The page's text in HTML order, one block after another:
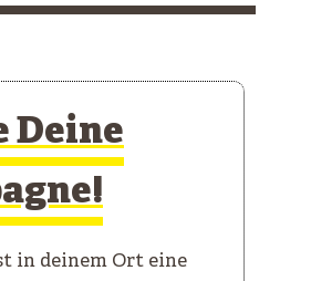
Deine
in deinem Ort eine